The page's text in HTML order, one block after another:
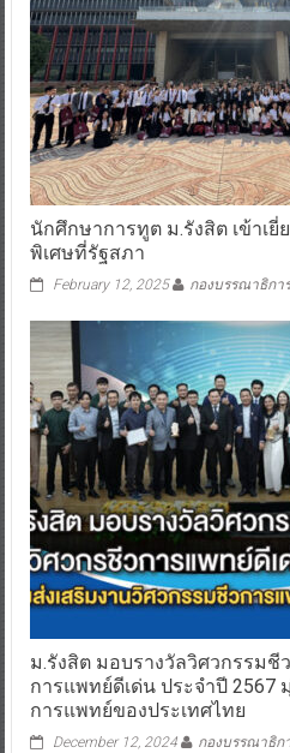
นักศึกษาการทูต ม.รังสิต เข้าเ
พิเศษที่รัฐสภา
February 12, 2025 กองบรรณาธิการ
ม.รังสิต มอบรางวัลวิศวกรรม
การแพทย์ดีเด่น ประจำปี 2567
การแพทย์ของประเทศไทย
December 12, 2024 กองบรรณาธิก